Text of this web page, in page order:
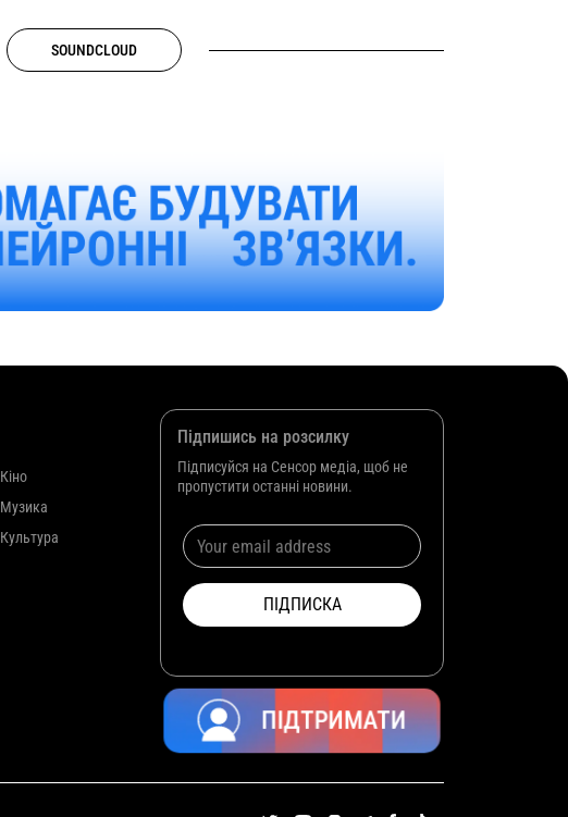
SOUNDCLOUD
Кіно
Музика
Культура
Підпишись на розсилку
Підписуйся на Сенсор медіа, щоб не
пропустити останні новини.
ПІДТРИМАТИ